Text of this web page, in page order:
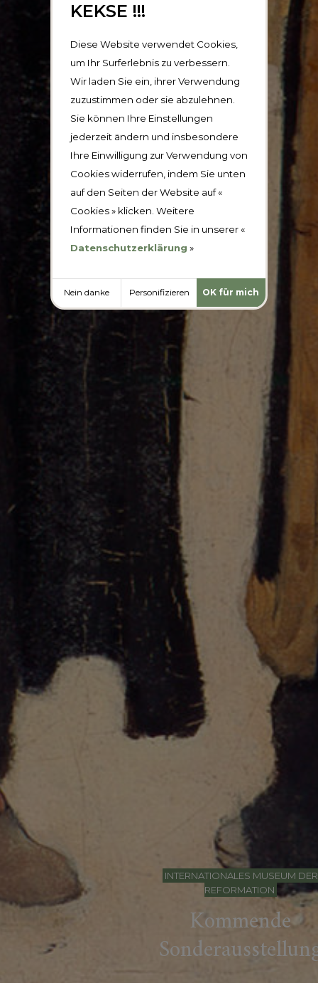
INTERNATIONALES MUSEUM DER
REFORMATION
Kommende
KEKSE !!!
Diese Website verwendet Cookies,
um Ihr Surferlebnis zu verbessern.
Wir laden Sie ein, ihrer Verwendung
zuzustimmen oder sie abzulehnen.
Sie können Ihre Einstellungen
jederzeit ändern und insbesondere
Ihre Einwilligung zur Verwendung von
Cookies widerrufen, indem Sie unten
auf den Seiten der Website auf «
Cookies » klicken. Weitere
Informationen finden Sie in unserer «
Datenschutzerklärung »
Nein danke Personifizieren OK für mich